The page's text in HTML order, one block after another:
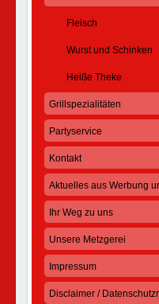
Fleisch
Wurst und Schinken
Heiße Theke
Grillspezialitäten
Partyservice
Kontakt
Aktuelles aus Werbung
Ihr Weg zu uns
Unsere Metzgerei
Impressum
Disclaimer /